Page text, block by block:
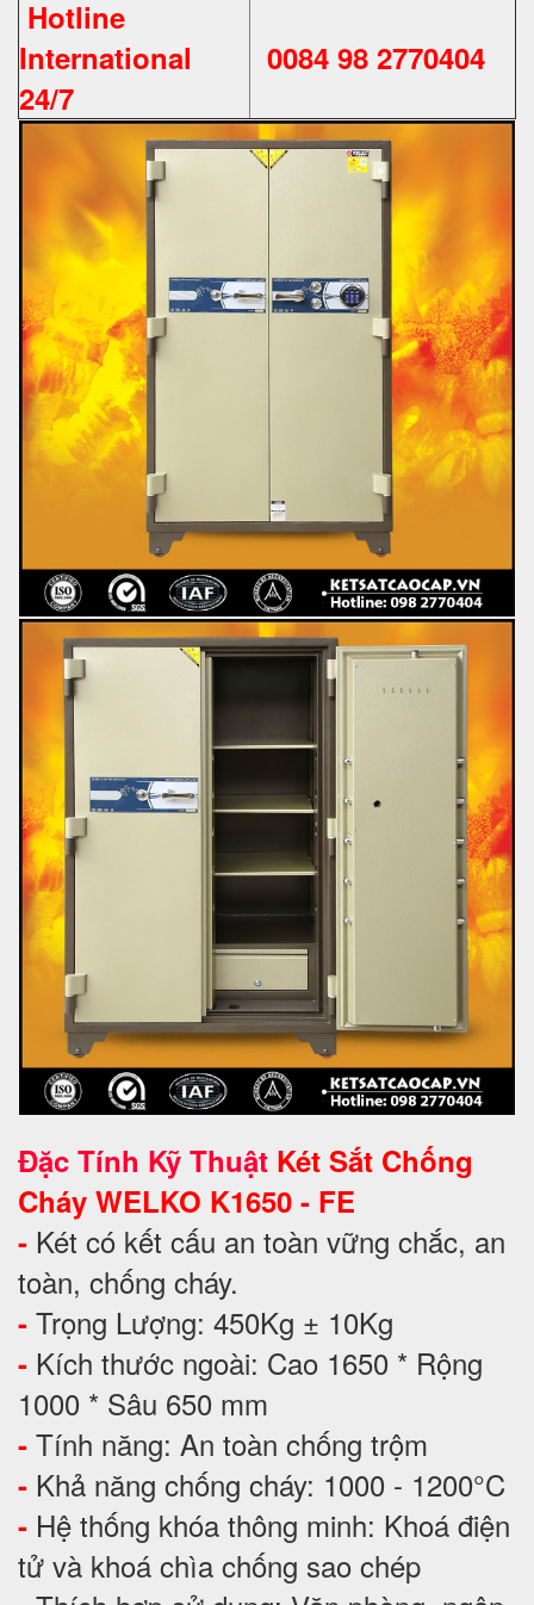
Hotline
International
24/7
0084 98 2770404
Đặc Tính Kỹ Thuật Két Sắt Chống
Cháy WELKO K1650 - FE
- Két có kết cấu an toàn vững chắc, an
toàn, chống cháy.
- Trọng Lượng: 450Kg ± 10Kg
- Kích thước ngoài: Cao 1650 * Rộng
1000 * Sâu 650 mm
- Tính năng: An toàn chống trộm
- Khả năng chống cháy: 1000 - 1200°C
- Hệ thống khóa thông minh: Khoá điện
tử và khoá chìa chống sao chép